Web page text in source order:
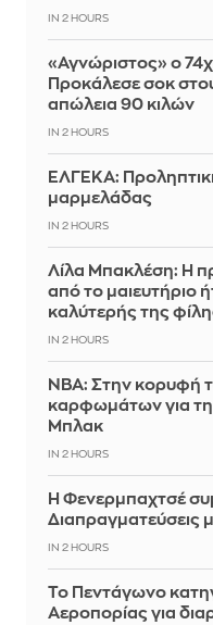
IN 2 HOURS
«Αγνώριστος» ο
Προκάλεσε σοκ
απώλεια 90 κιλών
IN 2 HOURS
ΕΛΓΕΚΑ:
μαρμελάδας
IN 2 HOURS
Λίλα Μπακλέση: Η
από το μαιευτήριο
καλύτερής της
IN 2 HOURS
ΝΒΑ: Στην κορυφή
καρφωμάτων για
Μπλακ
IN 2 HOURS
Η Φενερμπαχτσέ
Διαπραγματεύσεις
IN 2 HOURS
Το Πεντάγωνο
Αεροπορίας για